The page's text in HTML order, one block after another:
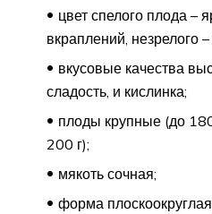
цвет спелого плода –
вкраплений, незрелого
вкусовые качества
сладость, и кислинка;
плоды крупные (до
200 г);
мякоть сочная;
форма